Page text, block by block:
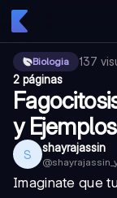
Biologia 137
2 páginas
y Ejemplos
S shayrajassin
@
Imaginate que